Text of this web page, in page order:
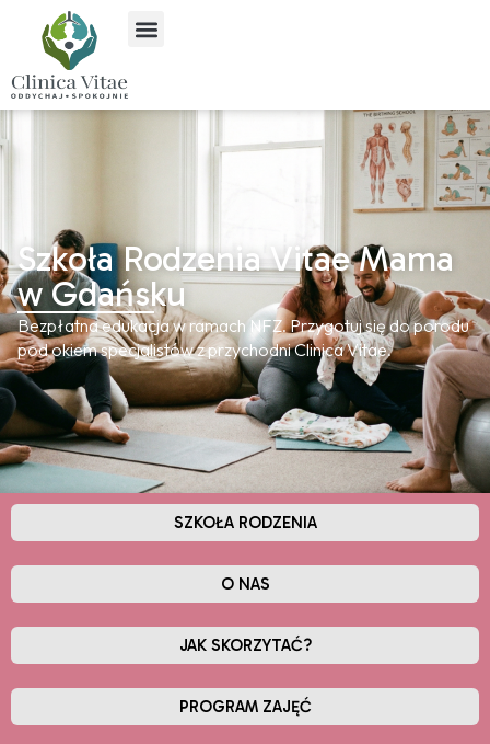
Szkoła Rodzenia Vitae Mama
w Gdańsku
Bezpłatna edukacja w ramach NFZ. Przygotuj się do porodu
pod okiem specjalistów z przychodni Clinica Vitae.
SZKOŁA RODZENIA
O NAS
JAK SKORZYTAĆ?
PROGRAM ZAJĘĆ